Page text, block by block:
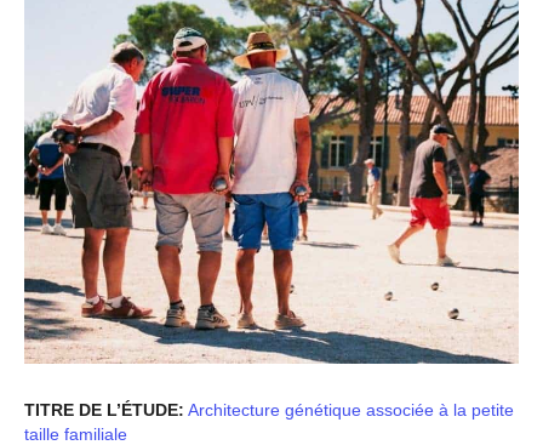
TITRE DE L’ÉTUDE: Architecture génétique associée à la petite
taille familiale